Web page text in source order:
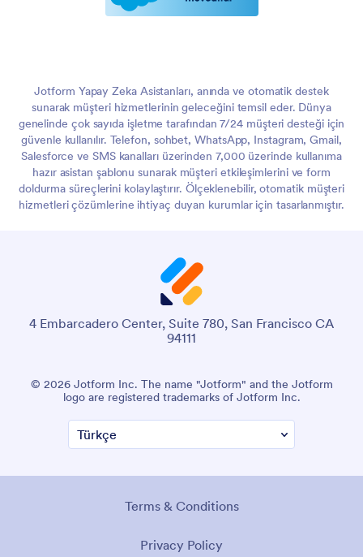
Jotform Yapay Zeka Asistanları, anında ve otomatik destek
sunarak müşteri hizmetlerinin geleceğini temsil eder. Dünya
genelinde çok sayıda işletme tarafından 7/24 müşteri desteği için
güvenle kullanılır. Telefon, sohbet, WhatsApp, Instagram, Gmail,
Salesforce ve SMS kanalları üzerinden 7,000 üzerinde kullanıma
hazır asistan şablonu sunarak müşteri etkileşimlerini ve form
doldurma süreçlerini kolaylaştırır. Ölçeklenebilir, otomatik müşteri
hizmetleri çözümlerine ihtiyaç duyan kurumlar için tasarlanmıştır.
4 Embarcadero Center, Suite 780, San Francisco CA
94111
© 2026 Jotform Inc. The name "Jotform" and the Jotform
logo are registered trademarks of Jotform Inc.
Terms & Conditions
Privacy Policy